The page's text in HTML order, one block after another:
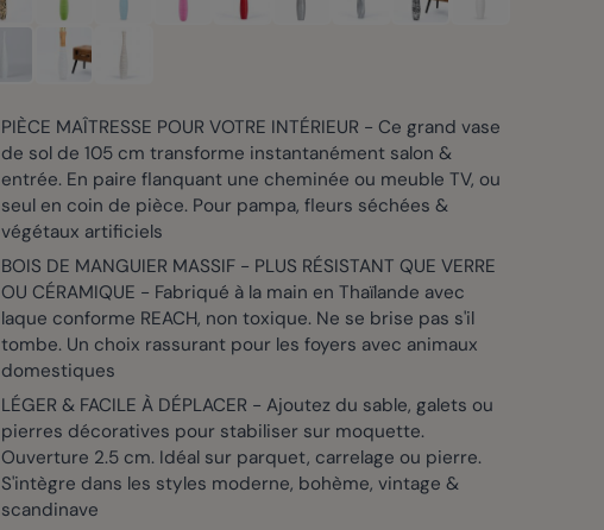
PIÈCE MAÎTRESSE POUR VOTRE INTÉRIEUR - Ce grand vase
de sol de 105 cm transforme instantanément salon &
entrée. En paire flanquant une cheminée ou meuble TV, ou
seul en coin de pièce. Pour pampa, fleurs séchées &
végétaux artificiels
BOIS DE MANGUIER MASSIF - PLUS RÉSISTANT QUE VERRE
OU CÉRAMIQUE - Fabriqué à la main en Thaïlande avec
laque conforme REACH, non toxique. Ne se brise pas s'il
tombe. Un choix rassurant pour les foyers avec animaux
domestiques
LÉGER & FACILE À DÉPLACER - Ajoutez du sable, galets ou
pierres décoratives pour stabiliser sur moquette.
Ouverture 2.5 cm. Idéal sur parquet, carrelage ou pierre.
S'intègre dans les styles moderne, bohème, vintage &
scandinave